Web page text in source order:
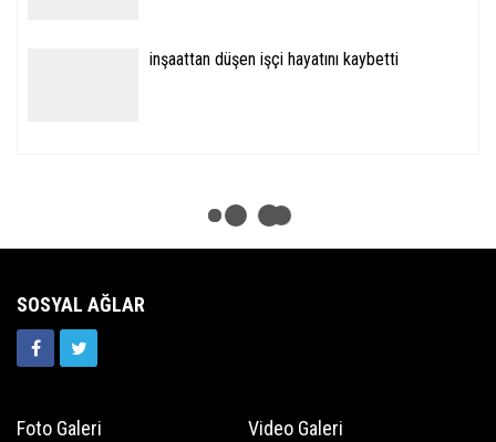
inşaattan düşen işçi hayatını kaybetti
SOSYAL AĞLAR
Foto Galeri
Video Galeri